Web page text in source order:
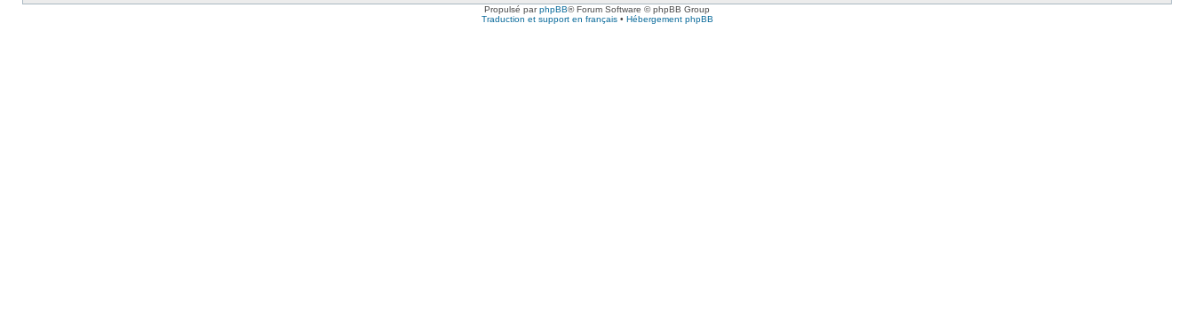
Propulsé parphpBB® Forum Software © phpBB Group
Traduction et support en français• Hébergement phpBB